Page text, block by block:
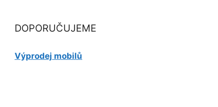
DOPORUČUJEME
Výprodej mobilů